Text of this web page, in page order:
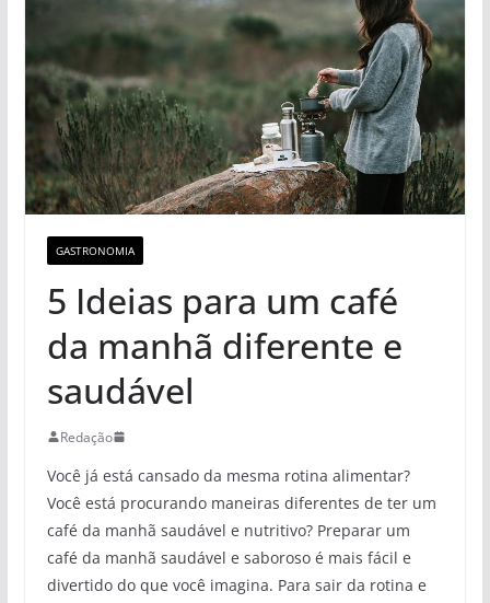
GASTRONOMIA
5 Ideias para um café
da manhã diferente e
saudável
Redação
Você já está cansado da mesma rotina alimentar?
Você está procurando maneiras diferentes de ter um
café da manhã saudável e nutritivo? Preparar um
café da manhã saudável e saboroso é mais fácil e
divertido do que você imagina. Para sair da rotina e